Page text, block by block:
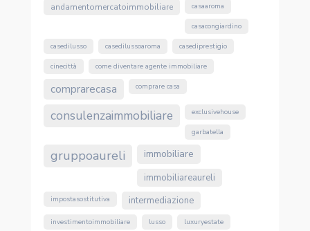
andamentomercatoimmobiliare casaaroma
casacongiardino
casedilusso casedilussoaroma casediprestigio
cinecittà come diventare agente immobiliare
comprarecasa comprare casa
consulenzaimmobiliare exclusivehouse
garbatella
gruppoaureli immobiliare
immobiliareaureli
impostasostitutiva intermediazione
investimentoimmobiliare lusso luxuryestate